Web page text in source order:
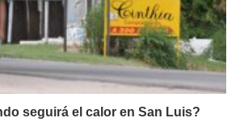
seguirá el calor en San Luis?